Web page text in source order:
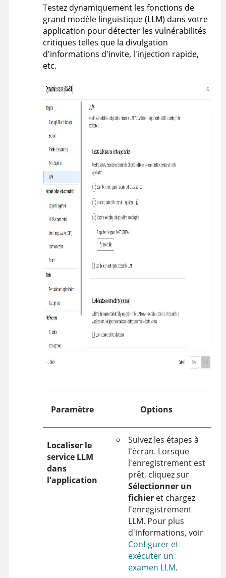
Testez dynamiquement les fonctions de
grand modèle linguistique (LLM) dans votre
application pour détecter les vulnérabilités
critiques telles que la divulgation
d'informations d'invite, l'injection rapide,
etc.
Paramètre Options
Localiser le
service LLM
dans
l'application
Suivez les étapes à
l'écran. Lorsque
l'enregistrement est
prêt, cliquez sur
Sélectionner un
fichieret chargez
l'enregistrement
LLM. Pour plus
d'informations, voir
Configurer et
exécuter un
examen LLM.